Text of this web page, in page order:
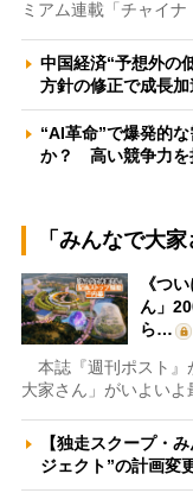
ミアム連載「チャイ
中国経済“予想外の
方針の修正で成長
“AI革命”で爆発的
か？ 高い競争力を
「みんなで大
《つ
ん」
ら…
本誌『週刊ポスト』
大家さん」がいよい
【独走スクープ・
ジェクト”の計画変